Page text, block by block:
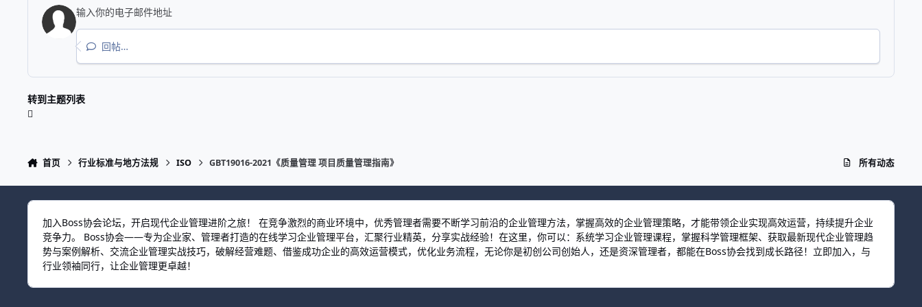
回帖…
转到主题列表
首页 行业标准与地方法规 ISO GBT19016-2021《质量管理 项目质量管理指南》 所有动态
加入Boss协会论坛，开启现代企业管理进阶之旅！ 在竞争激烈的商业环境中，优秀管理者需要不断学习前沿的企业管理方法，掌握高效的企业管理策略，才能带领企业实现高效运营，持续提升企业
竞争力。 Boss协会——专为企业家、管理者打造的在线学习企业管理平台，汇聚行业精英，分享实战经验！在这里，你可以：系统学习企业管理课程，掌握科学管理框架、获取最新现代企业管理趋
势与案例解析、交流企业管理实战技巧，破解经营难题、借鉴成功企业的高效运营模式，优化业务流程，无论你是初创公司创始人，还是资深管理者，都能在Boss协会找到成长路径！立即加入，与
行业领袖同行，让企业管理更卓越！